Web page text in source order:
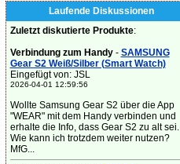
Laufende Diskussionen
Zuletzt diskutierte Produkte:
Verbindung zum Handy- SAMSUNG
Gear S2 Weiß/Silber (Smart Watch)
Eingefügt von: JSL
2026-04-01 12:59:56
Wollte Samsung Gear S2 über die App
"WEAR" mit dem Handy verbinden und
erhalte die Info, dass Gear S2 zu alt sei.
Wie kann ich trotzdem weiter nutzen?
MfG...